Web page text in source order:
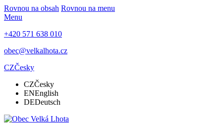
Rovnou na obsah Rovnou na menu
Menu
+420 571 638 010
obec@velkalhota.cz
CZČesky
CZČesky
ENEnglish
DEDeutsch